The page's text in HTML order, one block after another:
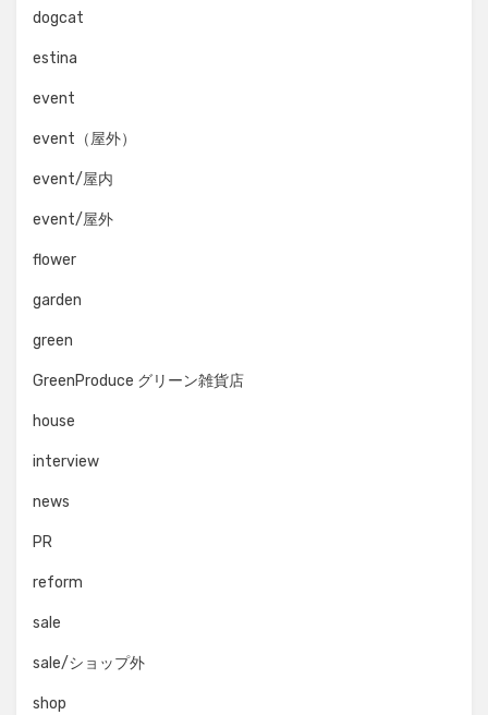
dogcat
estina
event
event（屋外）
event/屋内
event/屋外
flower
garden
green
GreenProduce グリーン雑貨店
house
interview
news
PR
reform
sale
sale/ショップ外
shop